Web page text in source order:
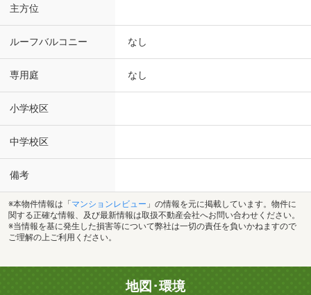
主方位
ルーフバルコニー なし
専用庭 なし
小学校区
中学校区
備考
※本物件情報は「 マンションレビュー 」の情報を元に掲載しています。物件に
関する正確な情報、及び最新情報は取扱不動産会社へお問い合わせください。
※当情報を基に発生した損害等について弊社は一切の責任を負いかねますので
ご理解の上ご利用ください。
地図･環境